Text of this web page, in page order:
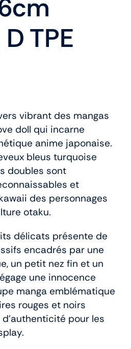
TPE
vibrant des mangas
doll qui incarne
anime japonaise.
bleus turquoise
doubles sont
et
des personnages
otaku.
délicats présente de
encadrés par une
un petit nez fin et un
une innocence
manga emblématique
rouges et noirs
pour les